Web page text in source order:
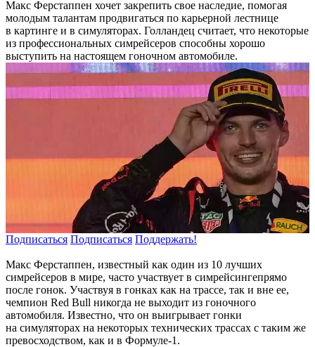
Макс Ферстаппен хочет закрепить свое наследие, помогая
молодым талантам продвигаться по карьерной лестнице
в картинге и в симуляторах. Голландец считает, что некоторые
из профессиональных симрейсеров способны хорошо
выступить на настоящем гоночном автомобиле.
Подписаться Подписаться Поддержать!
Макс Ферстаппен, известный как один из 10 лучших
симрейсеров в мире, часто участвует в симрейсингепрямо
после гонок. Участвуя в гонках как на трассе, так и вне ее,
чемпион Red Bull никогда не выходит из гоночного
автомобиля. Известно, что он выигрывает гонки
на симуляторах на некоторых технических трассах с таким же
превосходством, как и в Формуле-1.